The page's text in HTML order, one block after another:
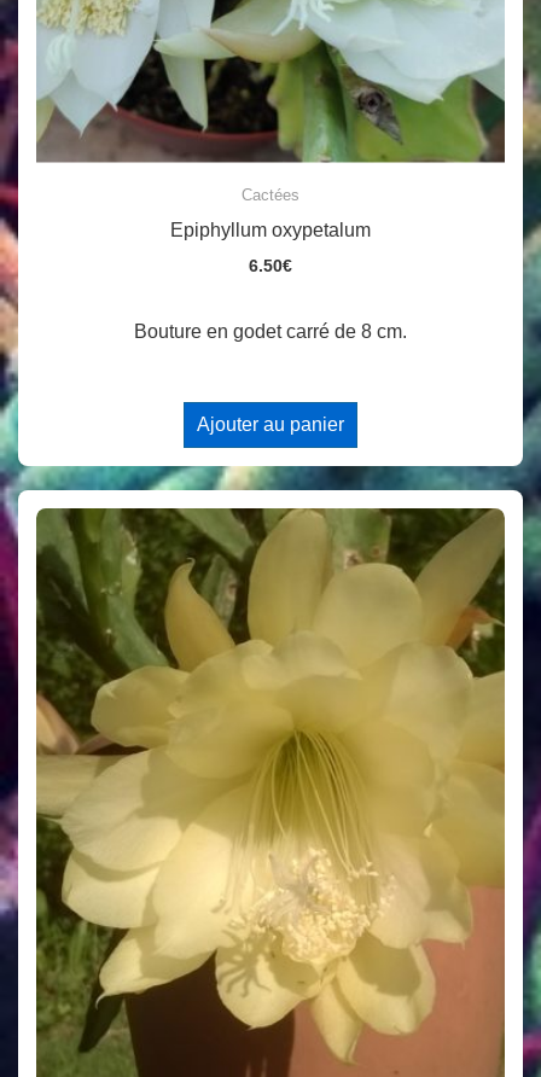
Cactées
Epiphyllum oxypetalum
6.50€
Bouture en godet carré de 8 cm.
Ajouter au panier